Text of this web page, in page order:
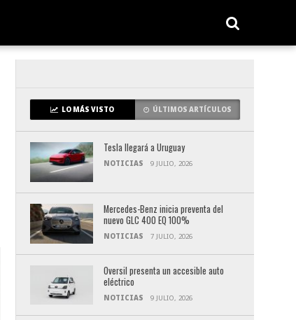
LO MÁS VISTO ÚLTIMOS ARTÍCULOS
Tesla llegará a Uruguay
NOTICIAS 9 JULIO, 2026
Mercedes-Benz inicia preventa del
nuevo GLC 400 EQ 100%
NOTICIAS 7 JULIO, 2026
Oversil presenta un accesible auto
eléctrico
NOTICIAS 9 JULIO, 2026